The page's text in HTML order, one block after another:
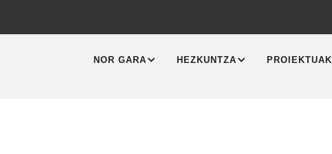
NAVIGATION
NOR GARA HEZKUNTZA PROIEKTUAK